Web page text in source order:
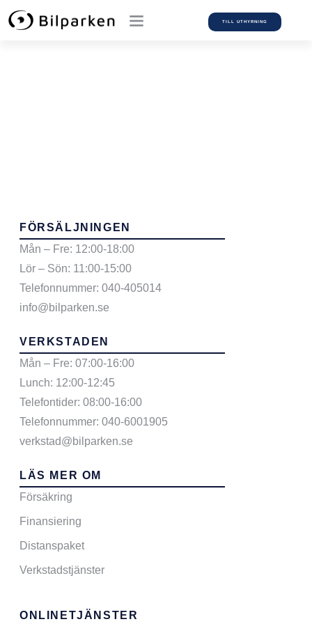
TILL UTHYRNING
FÖRSÄLJNINGEN
Mån – Fre: 12:00-18:00
Lör – Sön: 11:00-15:00
Telefonnummer: 040-405014
info@bilparken.se
VERKSTADEN
Mån – Fre: 07:00-16:00
Lunch: 12:00-12:45
Telefontider: 08:00-16:00
Telefonnummer: 040-6001905
verkstad@bilparken.se
LÄS MER OM
Försäkring
Finansiering
Distanspaket
Verkstadstjänster
ONLINETJÄNSTER